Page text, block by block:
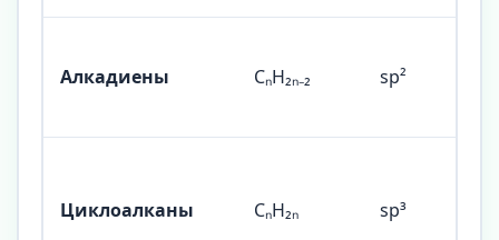
Алкадиены CₙH₂ₙ₋₂ sp²
Циклоалканы CₙH₂ₙ sp³